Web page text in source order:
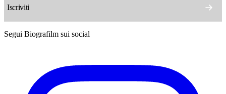
Segui Biografilm sui social